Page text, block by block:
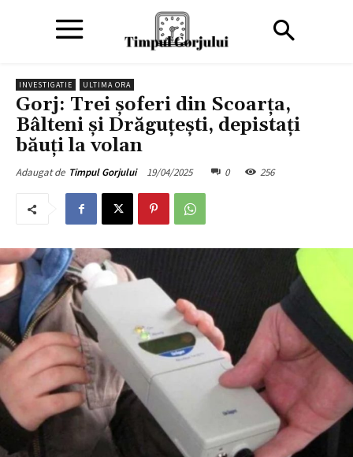
INVESTIGATIE ULTIMA ORA
Gorj: Trei șoferi din Scoarța,
Bâlteni și Drăguțești, depistați
băuți la volan
Adaugat de Timpul Gorjului 19/04/2025 0 256